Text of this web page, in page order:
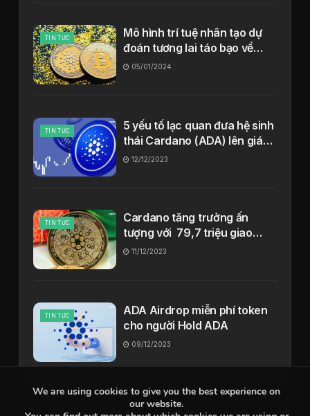
TIN TỨC
Mô hình trí tuệ nhân tạo dự
đoán tương lai táo bạo về
Cardano
05/01/2024
TIN TỨC
5 yếu tố lạc quan đưa hệ sinh
thái Cardano (ADA) lên giá
3$12/12/2023
TIN TỨC
Cardano tăng trưởng ấn
tượng với 79,7 triệu giao
dịch, 1.307 dự án, 9,1 triệu
11/12/2023
TIN TỨC
ADA Airdrop miễn phí token
cho người Hold ADA
09/12/2023
We are using cookies to give you the best experience on
our website.